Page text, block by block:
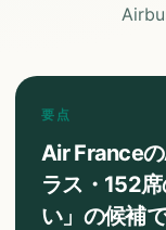
要点
Air France
ラス・152
い」の候補